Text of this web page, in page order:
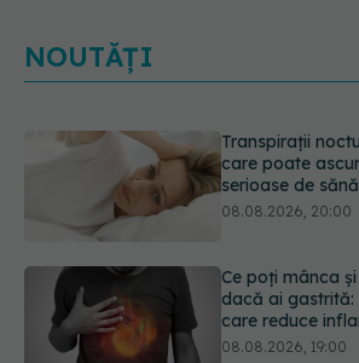
NOUTĂȚI
Ce poți mânca
dacă ai gastrită:
care reduce
08.08.2026, 19:00
Microplasticele
placentară și
08.08.2026, 18:00